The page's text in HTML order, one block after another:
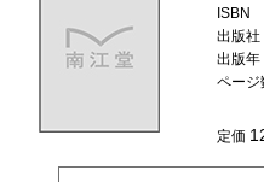
ISBN
出版社
出版年
ページ
定価